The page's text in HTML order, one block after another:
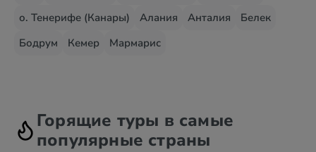
о. Тенерифе (Канары)
Алания Анталия
Белек
Бодрум
Кемер Мармарис
Горящие туры в самые
популярные страны